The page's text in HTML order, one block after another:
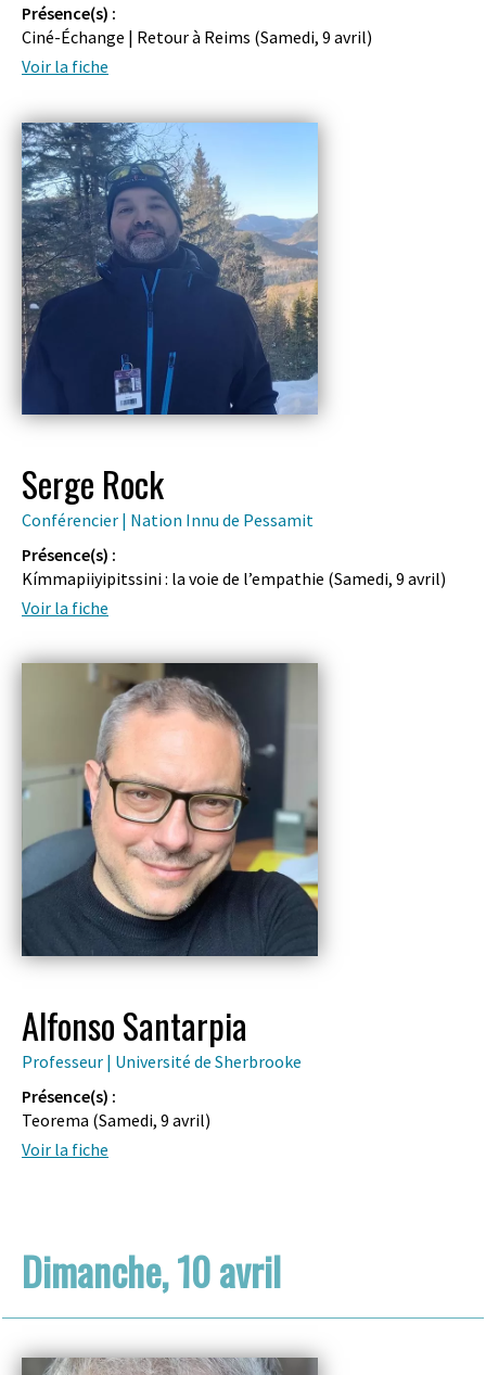
Présence(s) :
Ciné-Échange | Retour à Reims (Samedi, 9 avril)
Voir la fiche
Serge Rock
Conférencier | Nation Innu de Pessamit
Présence(s) :
Kímmapiiyipitssini : la voie de l’empathie (Samedi, 9 avril)
Voir la fiche
Alfonso Santarpia
Professeur | Université de Sherbrooke
Présence(s) :
Teorema (Samedi, 9 avril)
Voir la fiche
Dimanche, 10 avril